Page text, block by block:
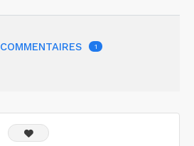
COMMENTAIRES 1